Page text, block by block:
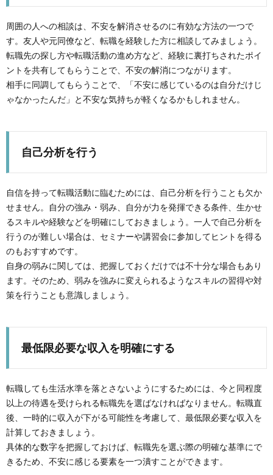
周囲の人への相談は、不安を解消させるのに有効な方法の一つで
す。友人や元同僚など、転職を経験した方に相談してみましょう。
転職先の探し方や転職活動の進め方など、経験に裏打ちされたポイ
ントを共有してもらうことで、不安の解消につながります。
相手に同調してもらうことで、「不安に感じているのは自分だけじ
ゃなかったんだ」と不安な気持ちが軽くなるかもしれません。
自己分析を行う
自信を持って転職活動に臨むためには、自己分析を行うことも欠か
せません。自分の強み・弱み、自分が力を発揮できる条件、生かせ
るスキルや経験などを明確にしておきましょう。一人で自己分析を
行うのが難しい場合は、セミナーや講習会に参加してヒントを得る
のもおすすめです。
自身の弱みに関しては、把握しておくだけでは不十分な場合もあり
ます。そのため、弱みを強みに変えられるようなスキルの習得や対
策を行うことも意識しましょう。
最低限必要な収入を明確にする
転職しても生活水準を落とさないようにするためには、今と同程度
以上の待遇を受けられる転職先を選ばなければなりません。転職直
後、一時的に収入が下がる可能性を考慮して、最低限必要な収入を
計算しておきましょう。
具体的な数字を把握しておけば、転職先を選ぶ際の明確な基準にで
きるため、不安に感じる要素を一つ潰すことができます。